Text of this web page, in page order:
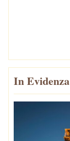
In Evidenza